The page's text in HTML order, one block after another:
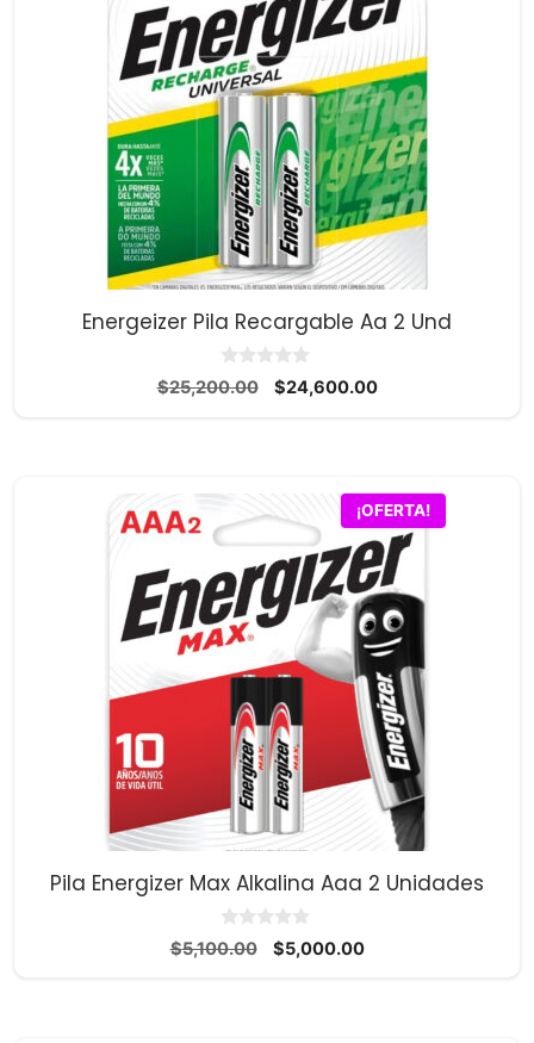
Energeizer Pila Recargable Aa 2 Und
0
d
$25,200.00
El
$24,600.00El
¡OFERTA!
Pila Energizer Max Alkalina Aaa 2 Unidades
0
d
$5,100.00
El
$5,000.00El